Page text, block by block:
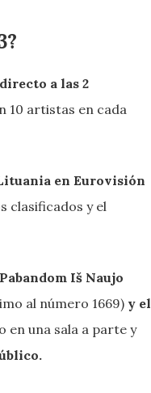
a las 2
10 artistas en cada
en Eurovisión
clasificados y el
Iš Naujo
al número 1669) y el
en una sala a parte y